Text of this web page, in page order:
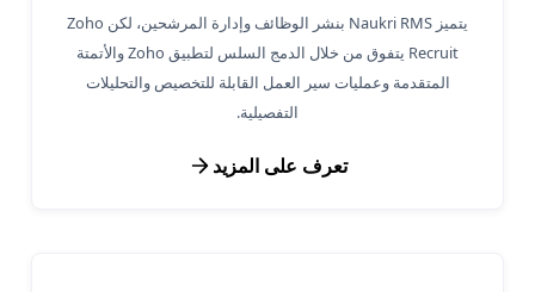
يتميز Naukri RMS بنشر الوظائف وإدارة المرشحين، لكن Zoho
Recruit يتفوق من خلال الدمج السلس لتطبيق Zoho والأتمتة
المتقدمة وعمليات سير العمل القابلة للتخصيص والتحليلات
التفصيلية.
تعرف على المزيد